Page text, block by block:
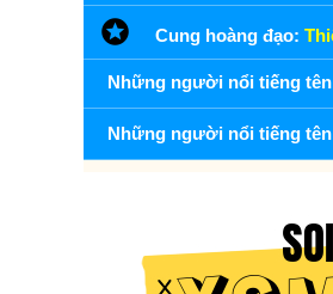
Cung hoàng đạo:
Những người nổi tiếng tên
Những người nổi tiếng tên